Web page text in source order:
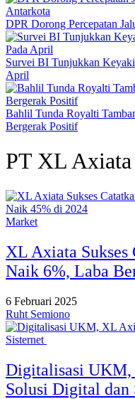
DPR Dorong Percepatan
Survei BI Tunjukkan
April
Bahlil Tunda Royalti
Bergerak Positif
PT XL
Market
XL Axiata Sukses
Naik 6%, Laba
6 Februari 2025
Ruht Semiono
Digitalisasi UKM,
Solusi Digital dan